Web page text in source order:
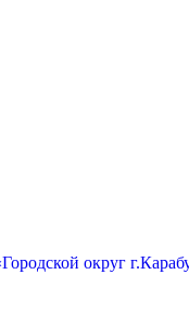
округ